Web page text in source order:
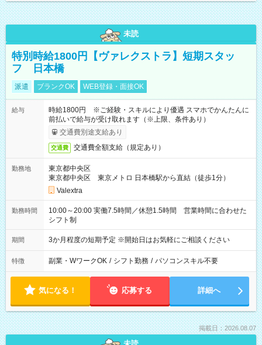
未読
特別時給1800円【ヴァレクストラ】短期スタッ
フ 日本橋
派遣 ブランクOK WEB登録・面接OK
給与
時給1800円 ※ご経験・スキルにより優遇 スマホでかんたんに
前払いで給与が受け取れます（※上限、条件あり）
交通費別途支給あり
交通費 交通費全額支給（規定あり）
勤務地
東京都中央区
東京都中央区 東京メトロ 日本橋駅から直結（徒歩1分）
Valextra
勤務時間
10:00～20:00 実働7.5時間／休憩1.5時間 営業時間に合わせた
シフト制
期間 3か月程度の短期予定 ※開始日はお気軽にご相談ください
特徴 副業・WワークOK / シフト勤務 / パソコンスキル不要
気になる！ 応募する 詳細へ
掲載日：2026.08.07